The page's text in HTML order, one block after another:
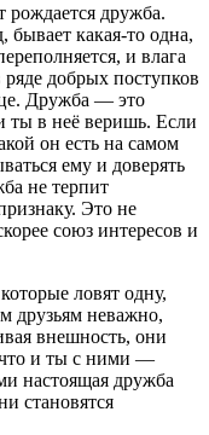
рождается дружба.
бывает какая-то одна,
и влага
ряде добрых поступков
Дружба — это
ты в неё веришь. Если
он есть на самом
ему и доверять
не терпит
Это не
союз интересов и
ловят одну,
друзьям неважно,
внешность, они
и ты с ними —
настоящая дружба
становятся